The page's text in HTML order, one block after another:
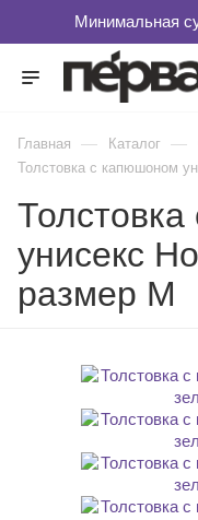
Главная — Каталог —
Толстовка с капюшоном
унисекс
размер M